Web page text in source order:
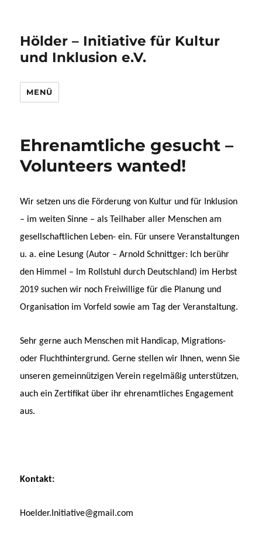
Hölder – Initiative für Kultur
und Inklusion e.V.
MENÜ
Ehrenamtliche gesucht –
Volunteers wanted!
Wir setzen uns die Förderung von Kultur und für Inklusion
– im weiten Sinne – als Teilhaber aller Menschen am
gesellschaftlichen Leben- ein. Für unsere Veranstaltungen
u. a. eine Lesung (Autor – Arnold Schnittger: Ich berühr
den Himmel – Im Rollstuhl durch Deutschland) im Herbst
2019 suchen wir noch Freiwillige für die Planung und
Organisation im Vorfeld sowie am Tag der Veranstaltung.
Sehr gerne auch Menschen mit Handicap, Migrations-
oder Fluchthintergrund. Gerne stellen wir Ihnen, wenn Sie
unseren gemeinnützigen Verein regelmäßig unterstützen,
auch ein Zertifikat über ihr ehrenamtliches Engagement
aus.
Kontakt:
Hoelder.Initiative@gmail.com